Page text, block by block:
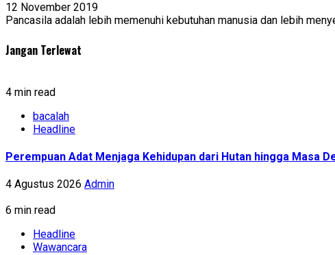
12 November 2019
Pancasila adalah lebih memenuhi kebutuhan manusia dan lebih
Jangan Terlewat
4 min read
bacalah
Headline
Perempuan Adat Menjaga Kehidupan dari Hutan hingga Masa
4 Agustus 2026 Admin
6 min read
Headline
Wawancara